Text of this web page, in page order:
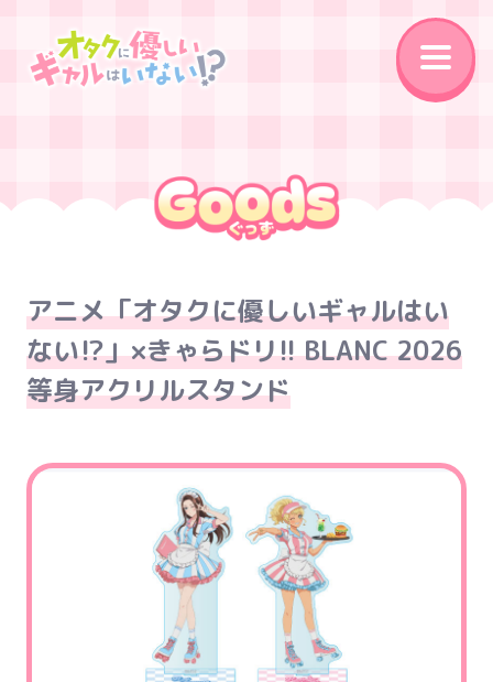
Introduction Story
Staff&Cast
Music Movie
Goods Special
アニメ「オタクに優しいギャルはい
ない⁉」×きゃらドリ!! BLANC 2026
等身アクリルスタンド